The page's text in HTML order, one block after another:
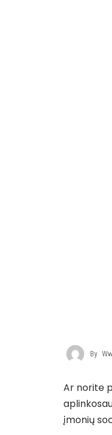
By
Ar norite
įmonių